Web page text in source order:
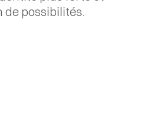
possibilités.